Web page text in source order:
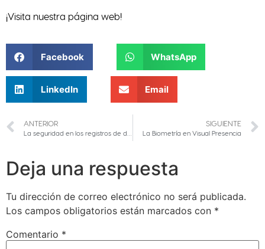
¡Visita nuestra página web!
Facebook WhatsApp
LinkedIn Email
ANTERIOR SIGUIENTE
La Biometría en Visual Presencia
Deja una respuesta
Tu dirección de correo electrónico no será publicada.
Los campos obligatorios están marcados con *
Comentario *